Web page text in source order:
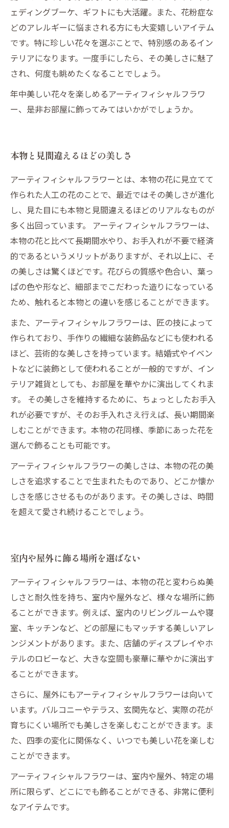
ェディングブーケ、ギフトにも大活躍。また、花粉症な
どのアレルギーに悩まされる方にも大変嬉しいアイテム
です。特に珍しい花々を選ぶことで、特別感のあるイン
テリアになります。一度手にしたら、その美しさに魅了
され、何度も眺めたくなることでしょう。
年中美しい花々を楽しめるアーティフィシャルフラワ
ー、是非お部屋に飾ってみてはいかがでしょうか。
本物と見間違えるほどの美しさ
アーティフィシャルフラワーとは、本物の花に見立てて
作られた人工の花のことで、最近ではその美しさが進化
し、見た目にも本物と見間違えるほどのリアルなものが
多く出回っています。 アーティフィシャルフラワーは、
本物の花と比べて長期間水やり、お手入れが不要で経済
的であるというメリットがありますが、それ以上に、そ
の美しさは驚くほどです。花びらの質感や色合い、葉っ
ぱの色や形など、細部までこだわった造りになっている
ため、触れると本物との違いを感じることができます。
また、アーティフィシャルフラワーは、匠の技によって
作られており、手作りの繊細な装飾品などにも使われる
ほど、芸術的な美しさを持っています。結婚式やイベン
トなどに装飾として使われることが一般的ですが、イン
テリア雑貨としても、お部屋を華やかに演出してくれま
す。 その美しさを維持するために、ちょっとしたお手入
れが必要ですが、そのお手入れさえ行えば、長い期間楽
しむことができます。本物の花同様、季節にあった花を
選んで飾ることも可能です。
アーティフィシャルフラワーの美しさは、本物の花の美
しさを追求することで生まれたものであり、どこか懐か
しさを感じさせるものがあります。その美しさは、時間
を超えて愛され続けることでしょう。
室内や屋外に飾る場所を選ばない
アーティフィシャルフラワーは、本物の花と変わらぬ美
しさと耐久性を持ち、室内や屋外など、様々な場所に飾
ることができます。例えば、室内のリビングルームや寝
室、キッチンなど、どの部屋にもマッチする美しいアレ
ンジメントがあります。また、店舗のディスプレイやホ
テルのロビーなど、大きな空間も豪華に華やかに演出す
ることができます。
さらに、屋外にもアーティフィシャルフラワーは向いて
います。バルコニーやテラス、玄関先など、実際の花が
育ちにくい場所でも美しさを楽しむことができます。ま
た、四季の変化に関係なく、いつでも美しい花を楽しむ
ことができます。
アーティフィシャルフラワーは、室内や屋外、特定の場
所に限らず、どこにでも飾ることができる、非常に便利
なアイテムです。